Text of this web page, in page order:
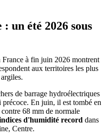
un été 2026 sous
à fin juin 2026 montrent
aux territoires les plus
de barrage hydroélectriques
précoce. En juin, il est tombé en
68 mm de normale
d'humidité record dans
Centre.